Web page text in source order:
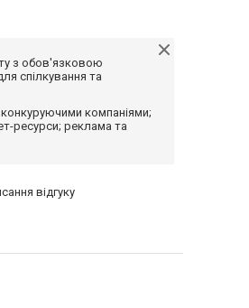
з обов'язковою
спілкування та
компаніями;
ресурси; реклама та
відгуку